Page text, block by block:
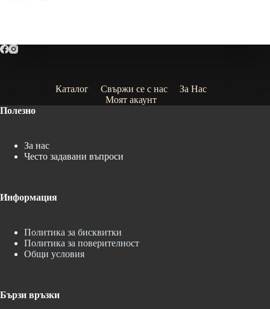
Каталог Свържи се с нас
За Нас
Моят акаунт
Полезно
За нас
Често задавани въпроси
Информация
Политика за бисквитки
Политика за поверителност
Общи условия
Бързи връзки